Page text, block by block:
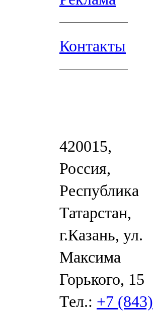
Контакты
420015,
Россия,
Республика
Татарстан,
г.Казань, ул.
Максима
Горького, 15
Тел.: +7 (843)